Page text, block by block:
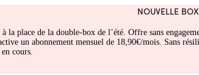
NOUVELLE
la place de la double-box de l’été. Offre sans
un abonnement mensuel de 18,90€/mois. Sans
cours.